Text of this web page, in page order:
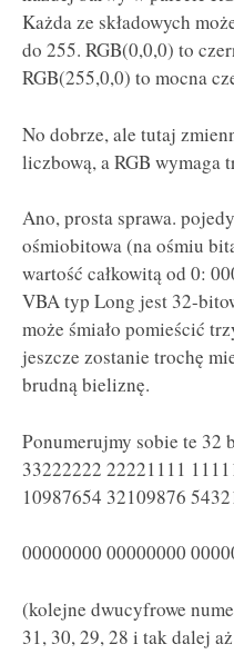
Każda ze składowych
do 255. RGB(0,0,0) to
RGB(255,0,0) to mocna
No dobrze, ale tutaj
liczbową, a RGB wymaga
Ano, prosta sprawa.
ośmiobitowa (na ośmiu
wartość całkowitą od 0:
VBA typ Long jest 32-
może śmiało pomieścić
jeszcze zostanie trochę
brudną bieliznę.
Ponumerujmy sobie te 32
33222222 22221111
10987654 32109876
00000000 00000000
(kolejne dwucyfrowe
31, 30, 29, 28 i tak dalej